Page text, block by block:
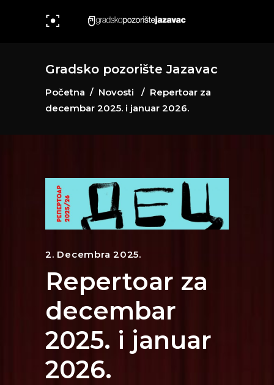
Gradsko pozorište Jazavac
Početna / Novosti / Repertoar za
decembar 2025. i januar 2026.
2. Decembra 2025.
Repertoar za
decembar
2025. i januar
2026.